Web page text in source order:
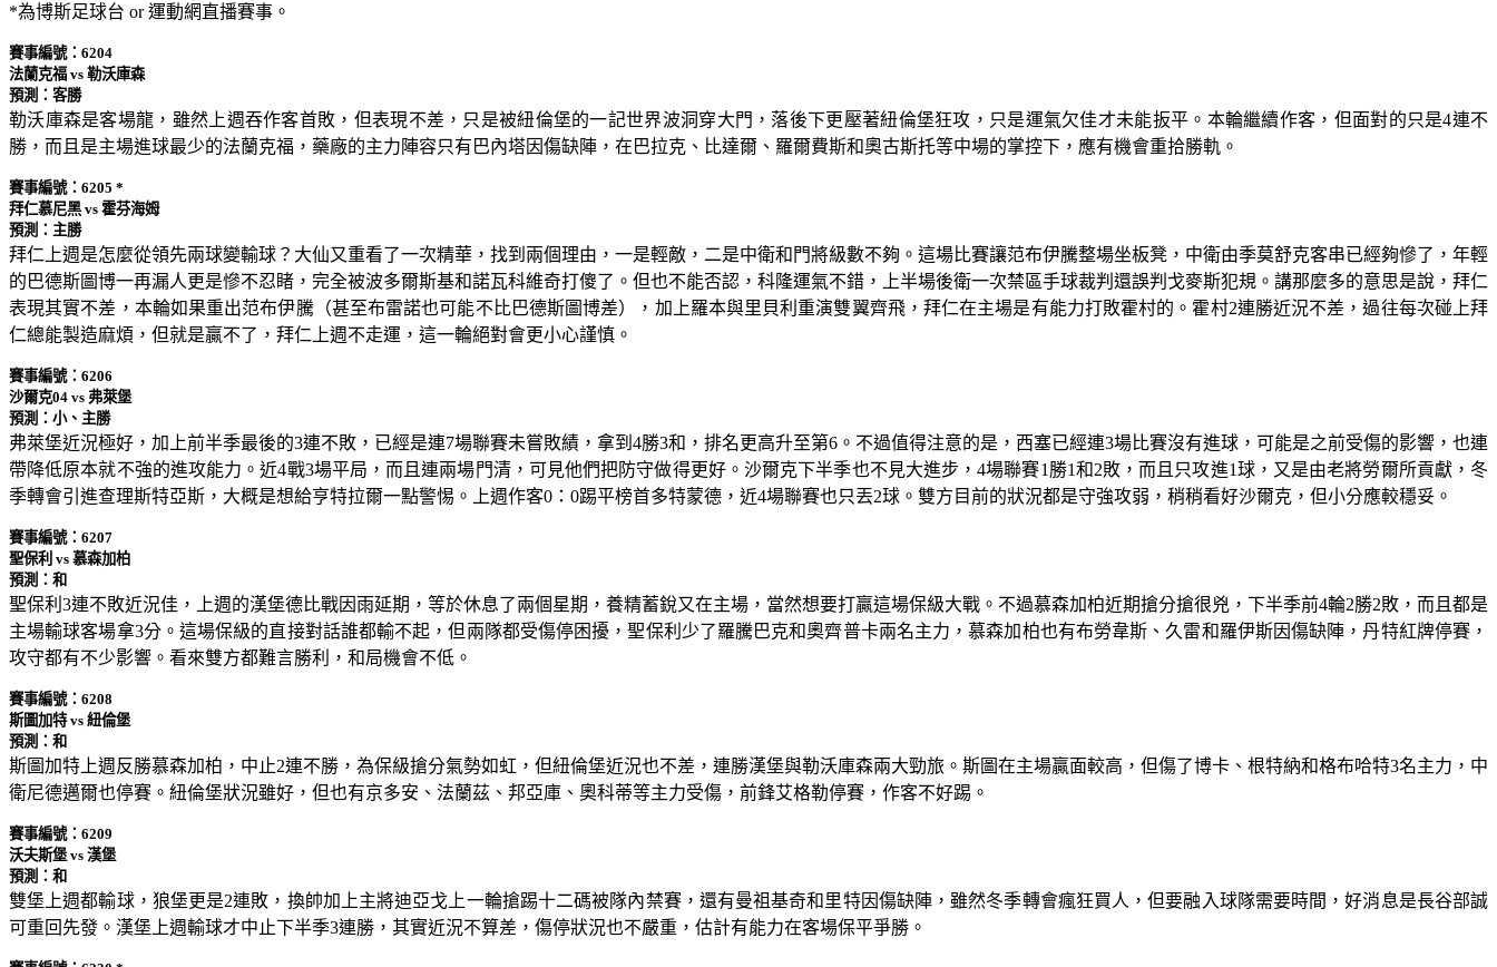
*為博斯足球台 or 運動網直播賽事。
賽事編號：6204
法蘭克福 vs 勒沃庫森
預測：客勝
勒沃庫森是客場龍，雖然上週吞作客首敗，但表現不差，只是被紐倫堡的一記世界波洞穿大門，落後下更壓著紐倫堡狂攻，只是運氣欠佳才未能扳平。本輪繼續作客，但面對的只是4連不
勝，而且是主場進球最少的法蘭克福，藥廠的主力陣容只有巴內塔因傷缺陣，在巴拉克、比達爾、羅爾費斯和奧古斯托等中場的掌控下，應有機會重拾勝軌。
賽事編號：6205 *
拜仁慕尼黑 vs 霍芬海姆
預測：主勝
拜仁上週是怎麼從領先兩球變輸球？大仙又重看了一次精華，找到兩個理由，一是輕敵，二是中衛和門將級數不夠。這場比賽讓范布伊騰整場坐板凳，中衛由季莫舒克客串已經夠慘了，年輕
的巴德斯圖博一再漏人更是慘不忍睹，完全被波多爾斯基和諾瓦科維奇打傻了。但也不能否認，科隆運氣不錯，上半場後衛一次禁區手球裁判還誤判戈麥斯犯規。講那麼多的意思是說，拜仁
表現其實不差，本輪如果重出范布伊騰（甚至布雷諾也可能不比巴德斯圖博差），加上羅本與里貝利重演雙翼齊飛，拜仁在主場是有能力打敗霍村的。霍村2連勝近況不差，過往每次碰上拜
仁總能製造麻煩，但就是贏不了，拜仁上週不走運，這一輪絕對會更小心謹慎。
賽事編號：6206
沙爾克04 vs 弗萊堡
預測：小、主勝
弗萊堡近況極好，加上前半季最後的3連不敗，已經是連7場聯賽未嘗敗績，拿到4勝3和，排名更高升至第6。不過值得注意的是，西塞已經連3場比賽沒有進球，可能是之前受傷的影響，也連
帶降低原本就不強的進攻能力。近4戰3場平局，而且連兩場門清，可見他們把防守做得更好。沙爾克下半季也不見大進步，4場聯賽1勝1和2敗，而且只攻進1球，又是由老將勞爾所貢獻，冬
季轉會引進查理斯特亞斯，大概是想給亨特拉爾一點警惕。上週作客0：0踢平榜首多特蒙德，近4場聯賽也只丟2球。雙方目前的狀況都是守強攻弱，稍稍看好沙爾克，但小分應較穩妥。
賽事編號：6207
聖保利 vs 慕森加柏
預測：和
聖保利3連不敗近況佳，上週的漢堡德比戰因雨延期，等於休息了兩個星期，養精蓄銳又在主場，當然想要打贏這場保級大戰。不過慕森加柏近期搶分搶很兇，下半季前4輪2勝2敗，而且都是
主場輸球客場拿3分。這場保級的直接對話誰都輸不起，但兩隊都受傷停困擾，聖保利少了羅騰巴克和奧齊普卡兩名主力，慕森加柏也有布勞韋斯、久雷和羅伊斯因傷缺陣，丹特紅牌停賽，
攻守都有不少影響。看來雙方都難言勝利，和局機會不低。
賽事編號：6208
斯圖加特 vs 紐倫堡
預測：和
斯圖加特上週反勝慕森加柏，中止2連不勝，為保級搶分氣勢如虹，但紐倫堡近況也不差，連勝漢堡與勒沃庫森兩大勁旅。斯圖在主場贏面較高，但傷了博卡、根特納和格布哈特3名主力，中
衛尼德邁爾也停賽。紐倫堡狀況雖好，但也有京多安、法蘭茲、邦亞庫、奧科蒂等主力受傷，前鋒艾格勒停賽，作客不好踢。
賽事編號：6209
沃夫斯堡 vs 漢堡
預測：和
雙堡上週都輸球，狼堡更是2連敗，換帥加上主將迪亞戈上一輪搶踢十二碼被隊內禁賽，還有曼祖基奇和里特因傷缺陣，雖然冬季轉會瘋狂買人，但要融入球隊需要時間，好消息是長谷部誠
可重回先發。漢堡上週輸球才中止下半季3連勝，其實近況不算差，傷停狀況也不嚴重，估計有能力在客場保平爭勝。